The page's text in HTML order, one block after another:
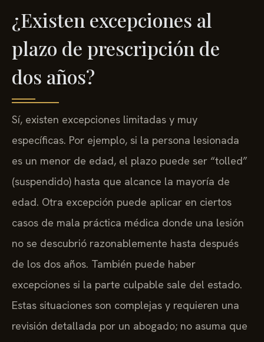
¿Existen excepciones al
plazo de prescripción de
dos años?
Sí, existen excepciones limitadas y muy
específicas. Por ejemplo, si la persona lesionada
es un menor de edad, el plazo puede ser “tolled”
(suspendido) hasta que alcance la mayoría de
edad. Otra excepción puede aplicar en ciertos
casos de mala práctica médica donde una lesión
no se descubrió razonablemente hasta después
de los dos años. También puede haber
excepciones si la parte culpable sale del estado.
Estas situaciones son complejas y requieren una
revisión detallada por un abogado; no asuma que